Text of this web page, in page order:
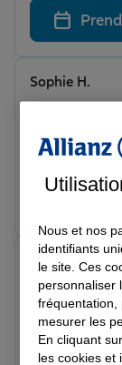
Julien
conseil. Les
J’apprécie
disponibilité
hésiter cette
sérieux.
Sophie H.
Le 15/04/2026
Très bel
Merci
Francine m.
Nous et nos
identifiants
le site. Ces
personnaliser
fréquentation,
mesurer les
En cliquant
les cookies et